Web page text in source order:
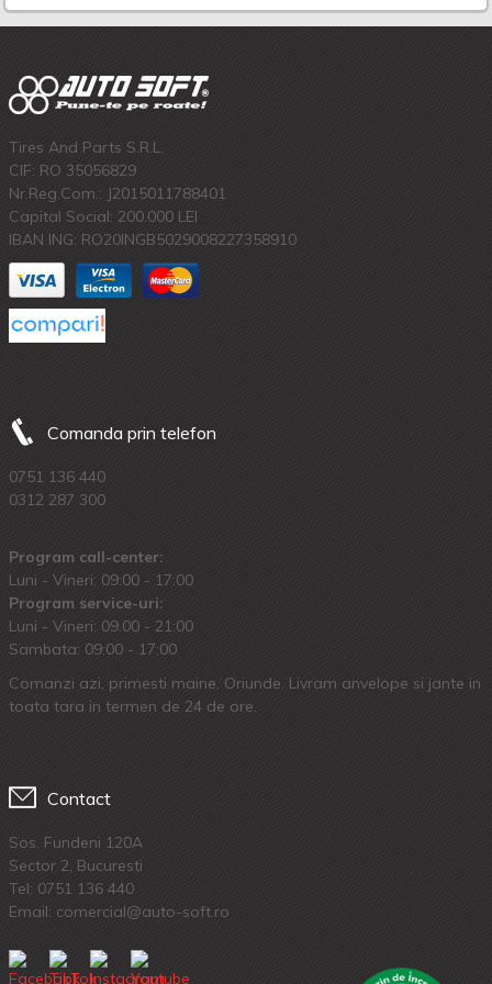
Tires And Parts S.R.L.
CIF: RO 35056829
Nr.Reg.Com.: J2015011788401
Capital Social: 200.000 LEI
IBAN ING: RO20INGB5029008227358910
Comanda prin telefon
0751 136 440
0312 287 300
Program call-center:
Luni - Vineri: 09:00 - 17:00
Program service-uri:
Luni - Vineri: 09.00 - 21:00
Sambata: 09:00 - 17:00
Comanzi azi, primesti maine. Oriunde. Livram anvelope si jante in
toata tara in termen de 24 de ore.
Contact
Sos. Fundeni 120A
Sector 2, Bucuresti
Tel: 0751 136 440
Email: comercial@auto-soft.ro